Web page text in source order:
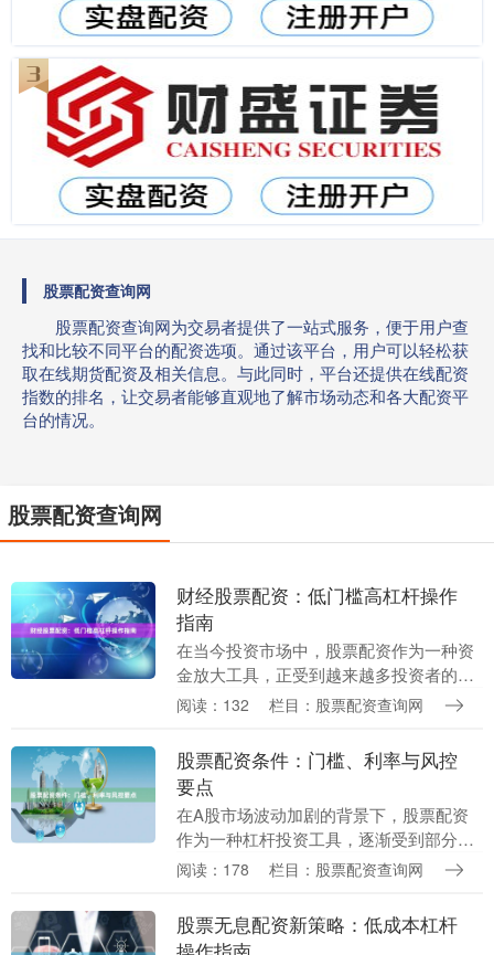
股票配资查询网
股票配资查询网为交易者提供了一站式服务，便于用户查
找和比较不同平台的配资选项。通过该平台，用户可以轻松获
取在线期货配资及相关信息。与此同时，平台还提供在线配资
指数的排名，让交易者能够直观地了解市场动态和各大配资平
台的情况。
股票配资查询网
财经股票配资：低门槛高杠杆操作
指南
在当今投资市场中，股票配资作为一种资
金放大工具，正受到越来越多投资者的关
注。所谓股票配资，是指投资者通过向配
小的自有资金撬动....
阅读：132 栏目：股票配资查询网
股票配资条件：门槛、利率与风控
要点
在A股市场波动加剧的背景下，股票配资
作为一种杠杆投资工具，逐渐受到部分投
资者的关注。然而，参与配资并非简单“借
求、资金成本以....
阅读：178 栏目：股票配资查询网
股票无息配资新策略：低成本杠杆